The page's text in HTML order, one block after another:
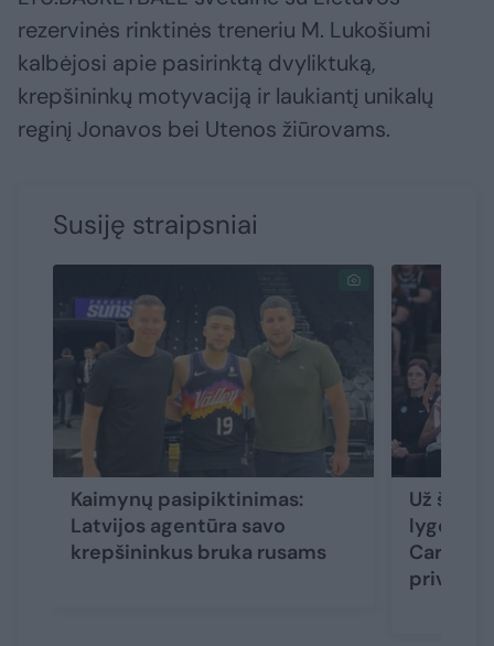
rezervinės rinktinės treneriu M. Lukošiumi
kalbėjosi apie pasirinktą dvyliktuką,
krepšininkų motyvaciją ir laukiantį unikalų
reginį Jonavos bei Utenos žiūrovams.
Susiję straipsniai
Kaimynų pasipiktinimas:
Latvijos agentūra savo
krepšininkus bruka rusams
Už
lygoje